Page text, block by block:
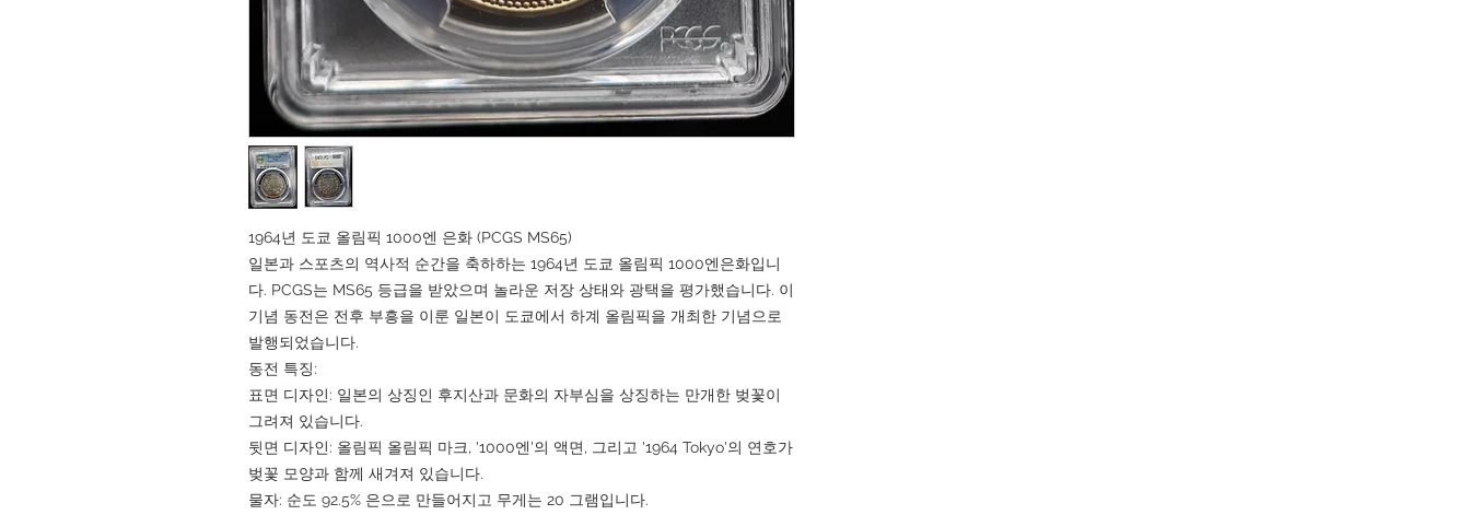
1964년 도쿄 올림픽 1000엔 은화 (PCGS MS65)
일본과 스포츠의 역사적 순간을 축하하는 1964년 도쿄 올림픽 1000엔은화입니
다. PCGS는 MS65 등급을 받았으며 놀라운 저장 상태와 광택을 평가했습니다. 이
기념 동전은 전후 부흥을 이룬 일본이 도쿄에서 하계 올림픽을 개최한 기념으로
발행되었습니다.
동전 특징:
표면 디자인: 일본의 상징인 후지산과 문화의 자부심을 상징하는 만개한 벚꽃이
그려져 있습니다.
뒷면 디자인: 올림픽 올림픽 마크, '1000엔'의 액면, 그리고 '1964 Tokyo'의 연호가
벚꽃 모양과 함께 새겨져 있습니다.
물자: 순도 92.5% 은으로 만들어지고 무게는 20 그램입니다.